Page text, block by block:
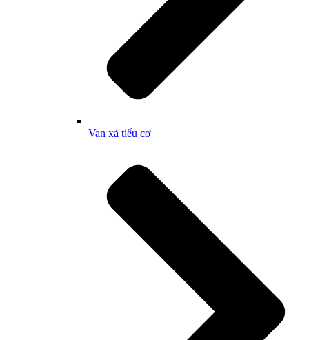
Van xả tiểu cơ